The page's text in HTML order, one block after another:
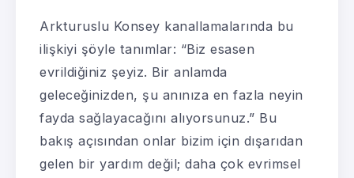
Arkturuslu Konsey kanallamalarında bu
ilişkiyi şöyle tanımlar: “Biz esasen
evrildiğiniz şeyiz. Bir anlamda
geleceğinizden, şu anınıza en fazla neyin
fayda sağlayacağını alıyorsunuz.” Bu
bakış açısından onlar bizim için dışarıdan
gelen bir yardım değil; daha çok evrimsel